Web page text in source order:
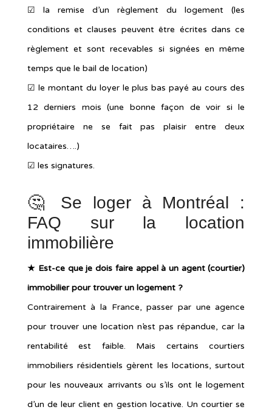
☑︎ la remise d’un règlement du logement (les
conditions et clauses peuvent être écrites dans ce
règlement et sont recevables si signées en même
temps que le bail de location)
☑︎ le montant du loyer le plus bas payé au cours des
12 derniers mois (une bonne façon de voir si le
propriétaire ne se fait pas plaisir entre deux
locataires….)
☑︎ les signatures.
🤔 Se loger à Montréal :
FAQ sur la location
immobilière
★ Est-ce que je dois faire appel à un agent (courtier)
immobilier pour trouver un logement ?
Contrairement à la France, passer par une agence
pour trouver une location n’est pas répandue, car la
rentabilité est faible. Mais certains courtiers
immobiliers résidentiels gèrent les locations, surtout
pour les nouveaux arrivants ou s’ils ont le logement
d’un de leur client en gestion locative. Un courtier se